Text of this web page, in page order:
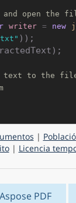
open the
writer = new
));
to the file
|
| Licencia
Aspose PDF